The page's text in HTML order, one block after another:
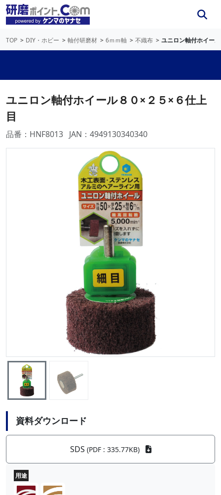
TOP DIY・ホビー 軸付研磨材 6ｍｍ軸 不織布 ユニロン軸付ホイー
ユニロン軸付ホイール８０×２５×６仕上
目
品番：HNF8013 JAN：4949130340340
資料ダウンロード
SDS (PDF : 335.77KB)
用途